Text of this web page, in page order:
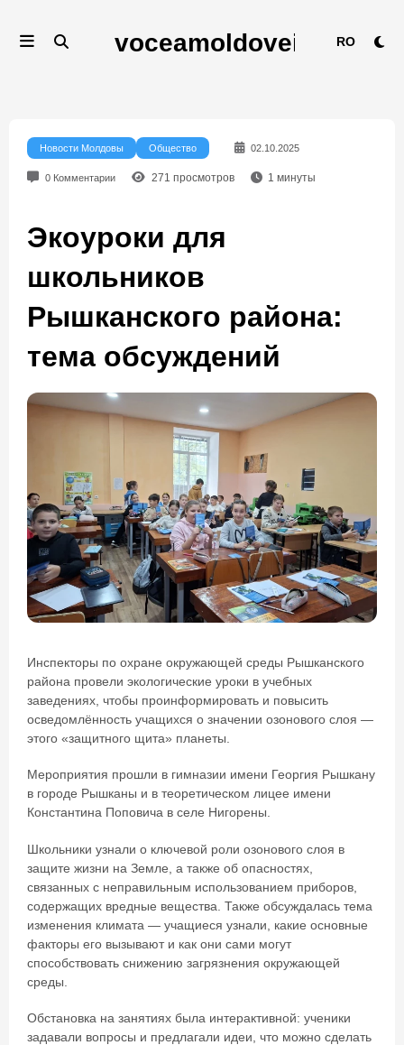
содержимому
RO
Новости Молдовы Общество 02.10.2025
0 Комментарии 271 просмотров 1 минуты
Экоуроки для
школьников
Рышканского района:
тема обсуждений
Инспекторы по охране окружающей среды Рышканского
района провели экологические уроки в учебных
заведениях, чтобы проинформировать и повысить
осведомлённость учащихся о значении озонового слоя —
этого «защитного щита» планеты.
Мероприятия прошли в гимназии имени Георгия Рышкану
в городе Рышканы и в теоретическом лицее имени
Константина Поповича в селе Нигорены.
Школьники узнали о ключевой роли озонового слоя в
защите жизни на Земле, а также об опасностях,
связанных с неправильным использованием приборов,
содержащих вредные вещества. Также обсуждалась тема
изменения климата — учащиеся узнали, какие основные
факторы его вызывают и как они сами могут
способствовать снижению загрязнения окружающей
среды.
Обстановка на занятиях была интерактивной: ученики
задавали вопросы и предлагали идеи, что можно сделать